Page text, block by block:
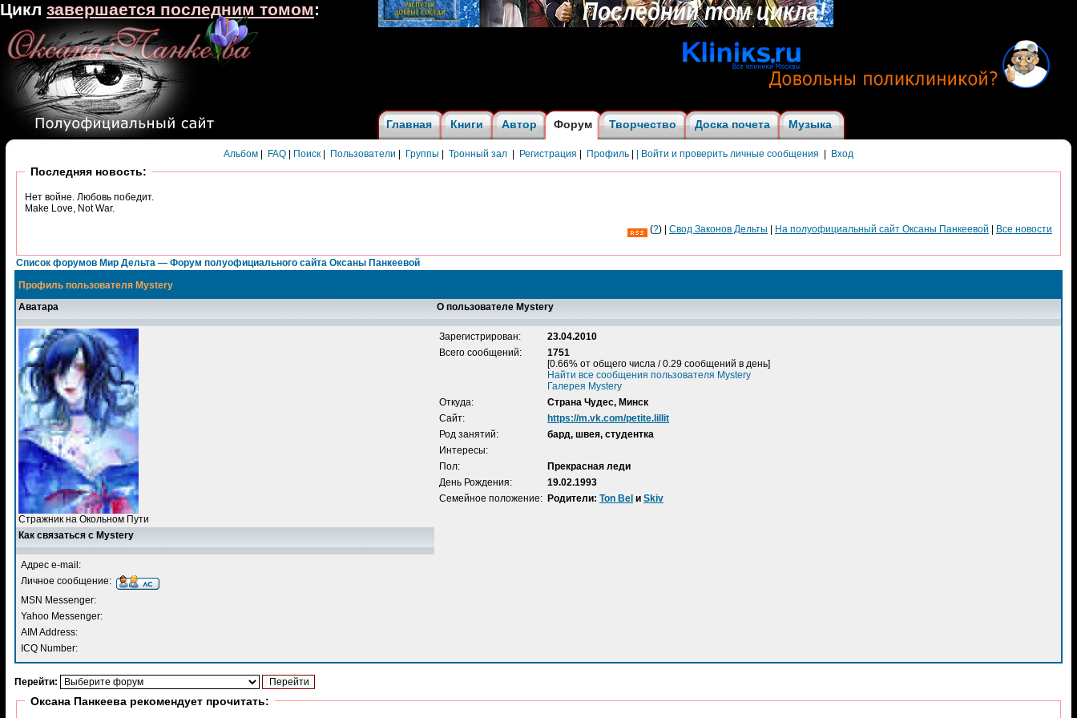
Главная Книги Автор Форум Творчество Доска почета Музыка
Альбом FAQ Поиск Пользователи Группы Тронный зал Регистрация Профиль | Войти и проверить личные сообщения Вход
Последняя новость:
Нет войне. Любовь победит.
Make Love, Not War.
(?) | Cвод Законов Дельты На полуофициальный сайт Оксаны Панкеевой Все новости
Список форумов Мир Дельта — Форум полуофициального сайта Оксаны Панкеевой
Профиль пользователя Mystery
Аватара
О пользователе Mystery
Стражник на Окольном Пути
Зарегистрирован:
23.04.2010
Всего сообщений:
1751
[0.66% от общего числа / 0.29 сообщений в день]
Найти все сообщения пользователя Mystery
Галерея Mystery
Откуда:
Страна Чудес, Минск
Сайт:
https://m.vk.com/petite.lillit
Род занятий:
бард, швея, студентка
Интересы:
Пол:
Прекрасная леди
День Рождения:
19.02.1993
Семейное положение: Родители: Ton Bel и Skiv
Как связаться с Mystery
Адрес e-mail:
Личное сообщение:
MSN Messenger:
Yahoo Messenger:
AIM Address:
ICQ Number:
Перейти:
Оксана Панкеева рекомендует прочитать:
Цикл завершается последним томом: